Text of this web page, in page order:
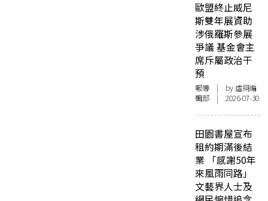
歐盟終止威尼
斯雙年展資助
涉俄羅斯參展
爭議 基金會主
席斥屬政治干
預
報導 | by 虛詞編
輯部 | 2026-07-30
田園書屋宣布
租約期滿後結
業 「感謝50年
來風雨同路」
文藝界人士及